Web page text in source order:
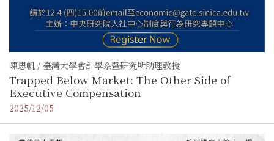
陳思帆 / 臺灣大學會計學系暨研究所助理教授
Trapped Below Market: The Other Side of
Executive Compensation
2025/12/05